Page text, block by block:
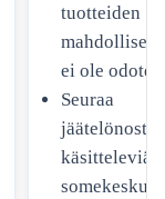
tuotteiden
ei ole
Seuraa
käsitteleviä